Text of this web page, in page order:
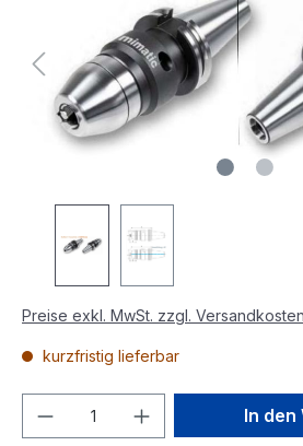
Preise exkl. MwSt. zzgl. Versandkosten
kurzfristig lieferbar
In den